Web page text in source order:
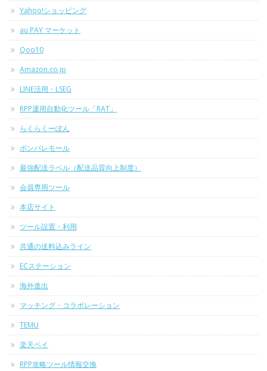
Yahoo!ショッピング
au PAY マーケット
Qoo10
Amazon.co.jp
LINE活用・LSEG
RPP運用自動化ツール「RAT」
らくらくーぽん
ポンパレモール
最強配送ラベル（配送品質向上制度）
会員専用ツール
本店サイト
ツール設置・利用
共通の送料込みライン
ECステーション
海外進出
マッチング・コラボレーション
TEMU
楽天ペイ
RPP攻略ツール情報交換